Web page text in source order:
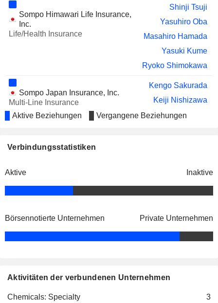
Sompo Himawari Life Insurance,
Inc.
Life/Health Insurance
Shinji Tsuji
Yasuhiro Oba
Masahiro Hamada
Yasuki Kume
Ryoko Shimokawa
Sompo Japan Insurance, Inc.
Multi-Line Insurance
Kengo Sakurada
Keiji Nishizawa
Hisato Hosoi
Kayoko Sakai
Yoshiyasu Suzuki
James Shea
David Camputo
Aktive Beziehungen Vergangene Beziehungen
Verbindungsstatistiken
Aktive Inaktive
Börsennotierte Unternehmen Private Unternehmen
Aktivitäten der verbundenen Unternehmen
Chemicals: Specialty
3